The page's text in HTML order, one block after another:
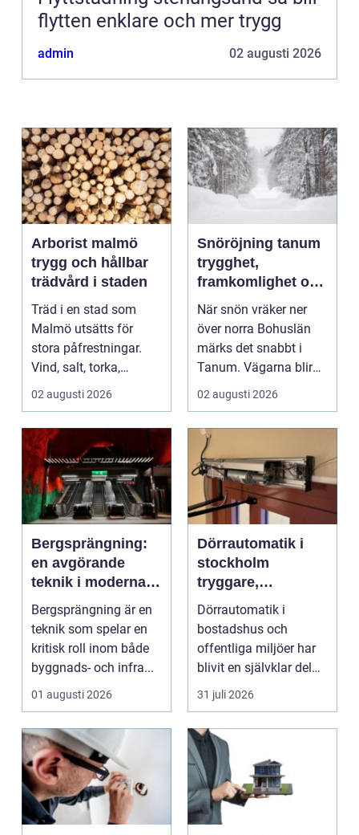
flytten enklare och mer trygg
admin 02 augusti 2026
Arborist malmö
trygg och hållbar
trädvård i staden
Träd i en stad som
Malmö utsätts för
stora påfrestningar.
Vind, salt, torka,
markarbeten och
byggpro...
02 augusti 2026
Snöröjning tanum
trygghet,
framkomlighet och
mindre stress i
vintern
När snön vräker ner
över norra Bohuslän
märks det snabbt i
Tanum. Vägarna blir
smalare, parkeringar ...
02 augusti 2026
Bergsprängning:
en avgörande
teknik i moderna
byggprojekt
Bergsprängning är en
teknik som spelar en
kritisk roll inom både
byggnads- och infra...
01 augusti 2026
Dörrautomatik i
stockholm
tryggare,
smidigare och mer
tillgängliga entréer
Dörrautomatik i
bostadshus och
offentliga miljöer har
blivit en självklar del
av en modern
fastighet...
31 juli 2026